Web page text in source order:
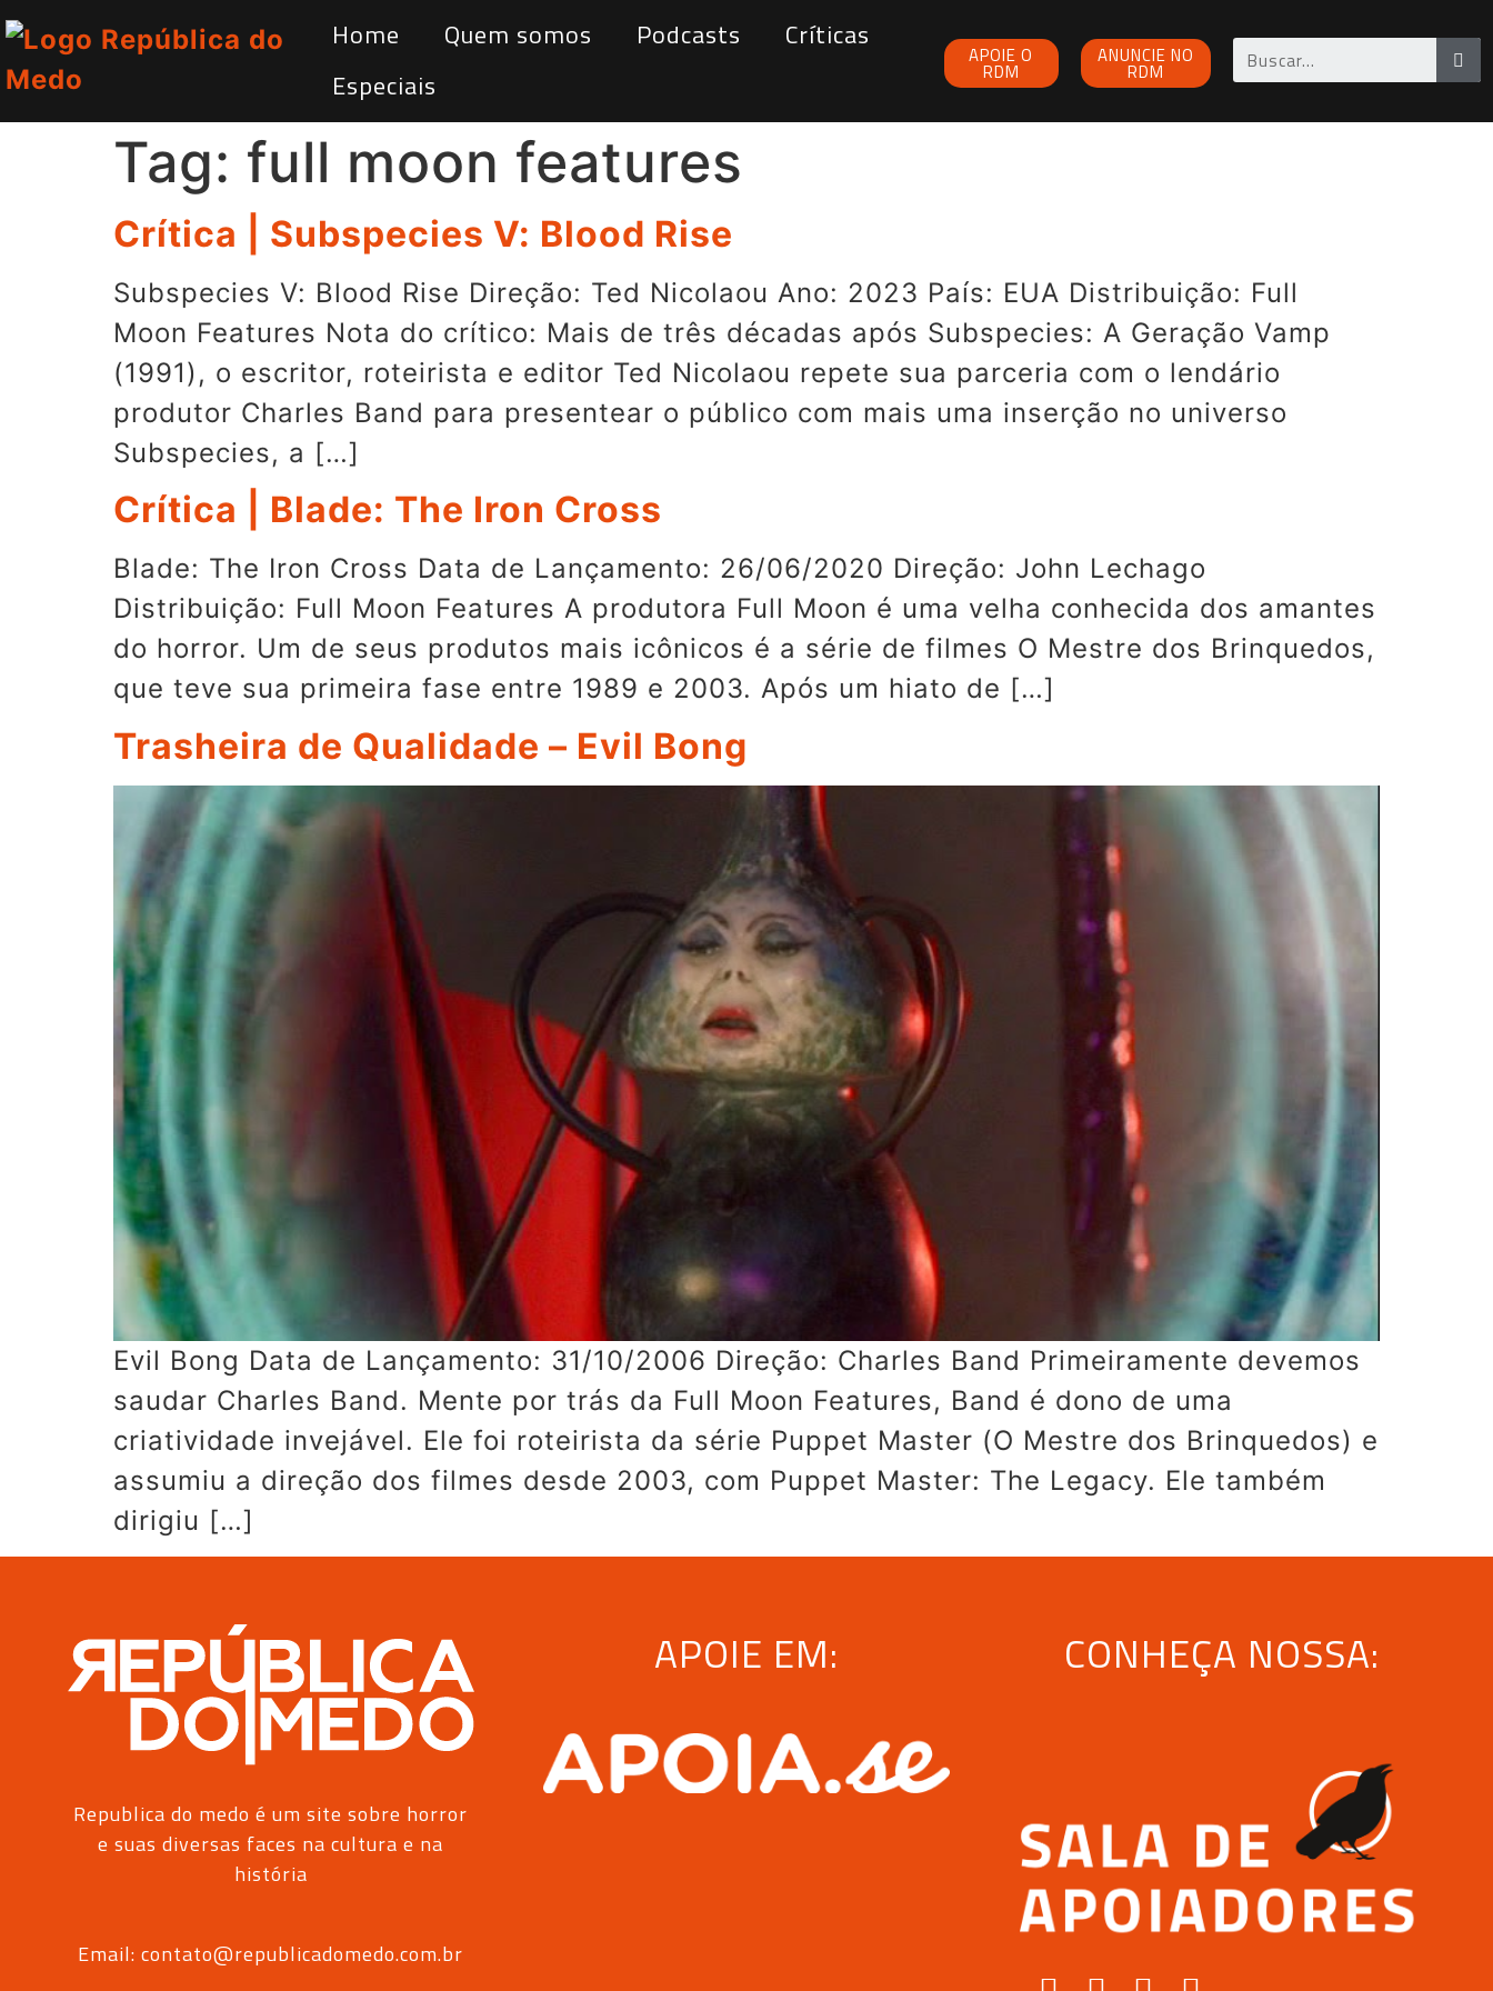
Home Quem somos Podcasts
Críticas
Especiais
APOIE O
RDM
ANUNCIE NO
RDM
Tag: full moon features
Crítica | Subspecies V: Blood Rise
Subspecies V: Blood Rise Direção: Ted Nicolaou Ano: 2023 País: EUA Distribuição: Full
Moon Features Nota do crítico: Mais de três décadas após Subspecies: A Geração Vamp
(1991), o escritor, roteirista e editor Ted Nicolaou repete sua parceria com o lendário
produtor Charles Band para presentear o público com mais uma inserção no universo
Subspecies, a […]
Crítica | Blade: The Iron Cross
Blade: The Iron Cross Data de Lançamento: 26/06/2020 Direção: John Lechago
Distribuição: Full Moon Features A produtora Full Moon é uma velha conhecida dos amantes
do horror. Um de seus produtos mais icônicos é a série de filmes O Mestre dos Brinquedos,
que teve sua primeira fase entre 1989 e 2003. Após um hiato de […]
Trasheira de Qualidade – Evil Bong
Evil Bong Data de Lançamento: 31/10/2006 Direção: Charles Band Primeiramente devemos
saudar Charles Band. Mente por trás da Full Moon Features, Band é dono de uma
criatividade invejável. Ele foi roteirista da série Puppet Master (O Mestre dos Brinquedos) e
assumiu a direção dos filmes desde 2003, com Puppet Master: The Legacy. Ele também
dirigiu […]
Republica do medo é um site sobre horror
e suas diversas faces na cultura e na
história
Email: contato@republicadomedo.com.br
APOIE EM: CONHEÇA NOSSA: